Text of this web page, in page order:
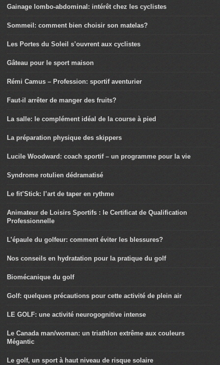
Gainage lombo-abdominal: intérêt chez les cyclistes
Sommeil: comment bien choisir son matelas?
Les Portes du Soleil s’ouvrent aux cyclistes
Gâteau pour le sport maison
Rémi Camus – Profession: sportif aventurier
Faut-il arrêter de manger des fruits?
La salle: le complément idéal de la course à pied
La préparation physique des skippers
Lucile Woodward: coach sportif – un programme pour la vie
Syndrome rotulien dédramatisé
Le fit’Stick: l’art de taper en rythme
Animateur de Loisirs Sportifs : le Certificat de Qualification
Professionnelle
L’épaule du golfeur: comment éviter les blessures?
Nos conseils en hydratation pour la pratique du golf
Biomécanique du golf
Golf: quelques précautions pour cette activité de plein air
LE GOLF: une activité neurogognitive intense
Le Canada man/woman: un triathlon extrême aux couleurs
Mégantic
Le golf, un sport à haut niveau de risque solaire